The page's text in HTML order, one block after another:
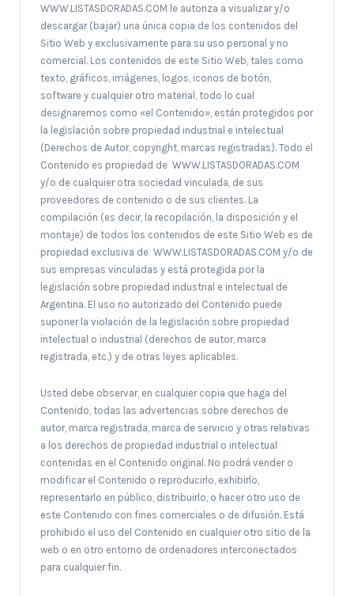
WWW.LISTASDORADAS.COM le autoriza a visualizar y/o
descargar (bajar) una única copia de los contenidos del
Sitio Web y exclusivamente para su uso personal y no
comercial. Los contenidos de este Sitio Web, tales como
texto, gráficos, imágenes, logos, iconos de botón,
software y cualquier otro material, todo lo cual
designaremos como «el Contenido», están protegidos por
la legislación sobre propiedad industrial e intelectual
(Derechos de Autor, copyright, marcas registradas). Todo el
Contenido es propiedad de WWW.LISTASDORADAS.COM
y/o de cualquier otra sociedad vinculada, de sus
proveedores de contenido o de sus clientes. La
compilación (es decir, la recopilación, la disposición y el
montaje) de todos los contenidos de este Sitio Web es de
propiedad exclusiva de WWW.LISTASDORADAS.COM y/o de
sus empresas vinculadas y está protegida por la
legislación sobre propiedad industrial e intelectual de
Argentina. El uso no autorizado del Contenido puede
suponer la violación de la legislación sobre propiedad
intelectual o industrial (derechos de autor, marca
registrada, etc.) y de otras leyes aplicables.
Usted debe observar, en cualquier copia que haga del
Contenido, todas las advertencias sobre derechos de
autor, marca registrada, marca de servicio y otras relativas
a los derechos de propiedad industrial o intelectual
contenidas en el Contenido original. No podrá vender o
modificar el Contenido o reproducirlo, exhibirlo,
representarlo en público, distribuirlo, o hacer otro uso de
este Contenido con fines comerciales o de difusión. Está
prohibido el uso del Contenido en cualquier otro sitio de la
web o en otro entorno de ordenadores interconectados
para cualquier fin.